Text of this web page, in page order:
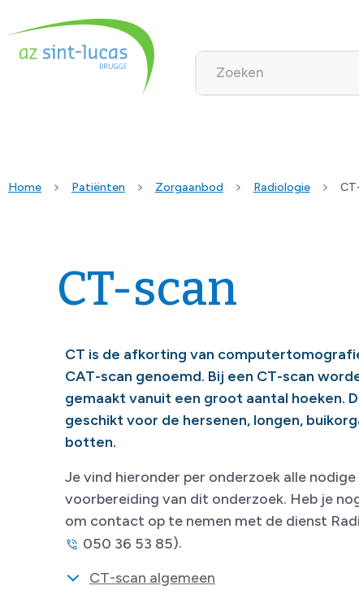
Home Patiënten Zorgaanbod Radiologie
CT-scan
CT is de afkorting van
CAT-scan genoemd. Bij een CT-scan
gemaakt vanuit een groot aantal hoeken.
geschikt voor de hersenen, longen,
botten.
Je vind hieronder per onderzoek alle
voorbereiding van dit onderzoek. Heb je
om contact op te nemen met de dienst
050 36 53 85).
CT-scan algemeen